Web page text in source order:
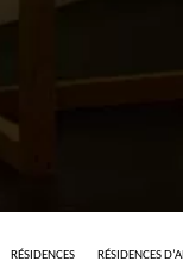
RÉSIDENCES RÉSIDENCES